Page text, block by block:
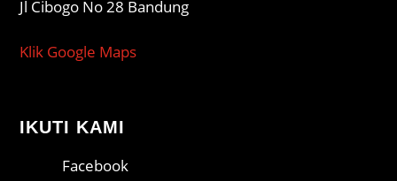
Jl Cibogo No 28 Bandung
Klik Google Maps
IKUTI KAMI
Facebook